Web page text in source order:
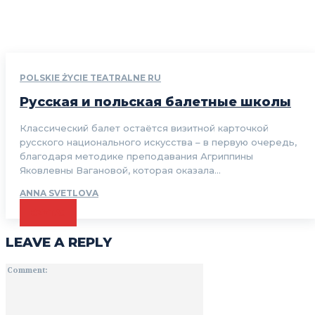
POLSKIE ŻYCIE TEATRALNE RU
Русская и польская балетные школы
Классический балет остаётся визитной карточкой
русского национального искусства – в первую очередь,
благодаря методике преподавания Агриппины
Яковлевны Вагановой, которая оказала...
ANNA SVETLOVA
LEAVE A REPLY